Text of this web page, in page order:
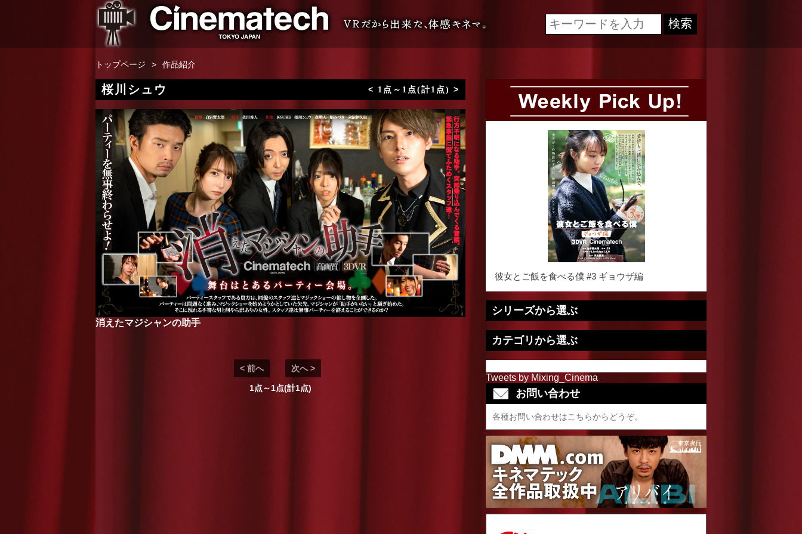
VR専門 短編映画メーカーCinematech-キネマテック-
検索
トップページ 作品紹介
桜川シュウ < 1点～1点(計1点) >
消えたマジシャンの助手
< 前へ 次へ >
1点～1点(計1点)
彼女とご飯を食べる僕 #3 ギョウザ編
シリーズから選ぶ
カテゴリから選ぶ
Tweets by Mixing_Cinema
お問い合わせ
各種お問い合わせはこちらからどうぞ。